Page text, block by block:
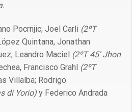
Pocrnjic; Joel Carli (2ºT
Quintana, Jonathan
Leandro Maciel (2ºT 45′ Jhon
Francisco Grahl (2ºT
Villalba; Rodrigo
di Yorio) y Federico Andrada